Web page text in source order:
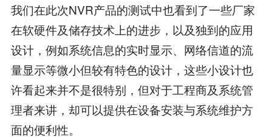
我们在此次NVR产品的测试中也看到了一些厂家
在软硬件及储存技术上的进步，以及独到的应用
设计，例如系统信息的实时显示、网络信道的流
量显示等微小但较有特色的设计，这些小设计也
许看起来并不是很特别，但对于工程商及系统管
理者来讲，却可以提供在设备安装与系统维护方
面的便利性。